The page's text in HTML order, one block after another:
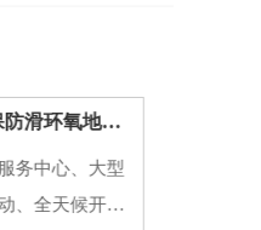
西安学校医院地坪翻新，商场走廊公共区域环保防滑环氧地坪施工方案
务中心、大型
、全天候开放